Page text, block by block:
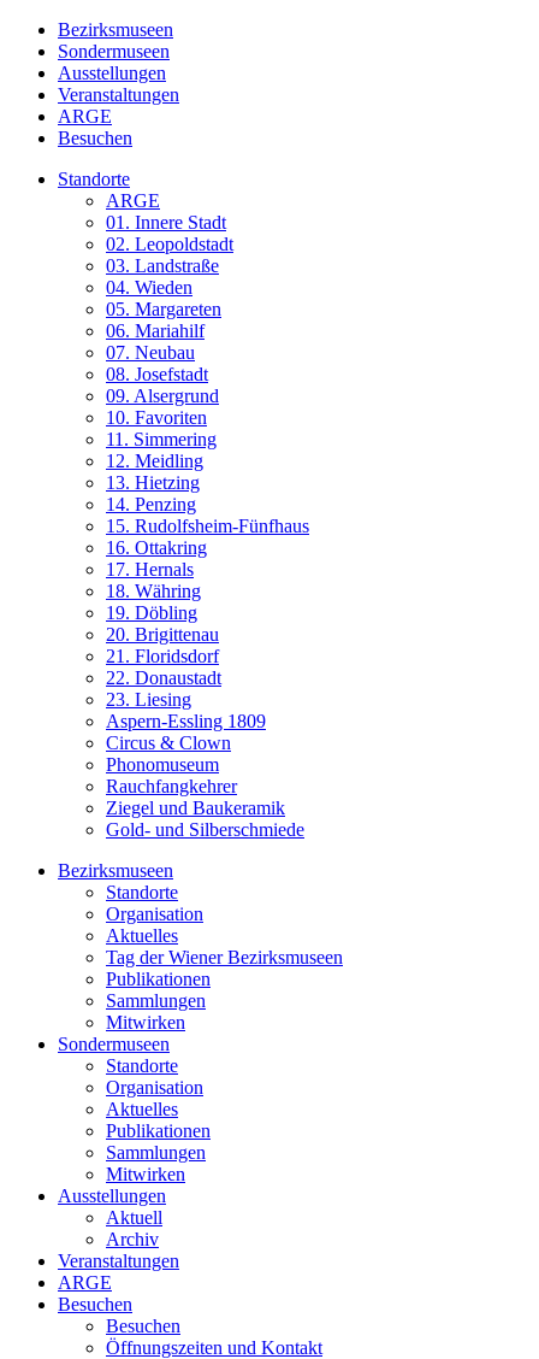
Bezirksmuseen
Sondermuseen
Ausstellungen
Veranstaltungen
ARGE
Besuchen
Standorte
ARGE
01. Innere Stadt
02. Leopoldstadt
03. Landstraße
04. Wieden
05. Margareten
06. Mariahilf
07. Neubau
08. Josefstadt
09. Alsergrund
10. Favoriten
11. Simmering
12. Meidling
13. Hietzing
14. Penzing
15. Rudolfsheim-Fünfhaus
16. Ottakring
17. Hernals
18. Währing
19. Döbling
20. Brigittenau
21. Floridsdorf
22. Donaustadt
23. Liesing
Aspern-Essling 1809
Circus & Clown
Phonomuseum
Rauchfangkehrer
Ziegel und Baukeramik
Gold- und Silberschmiede
Bezirksmuseen
Standorte
Organisation
Aktuelles
Tag der Wiener Bezirksmuseen
Publikationen
Sammlungen
Mitwirken
Sondermuseen
Standorte
Organisation
Aktuelles
Publikationen
Sammlungen
Mitwirken
Ausstellungen
Aktuell
Archiv
Veranstaltungen
ARGE
Besuchen
Besuchen
Öffnungszeiten und Kontakt